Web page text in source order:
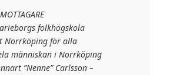
folkhögskola
Norrköping för alla
människan i Norrköping
”Nenne” Carlsson –